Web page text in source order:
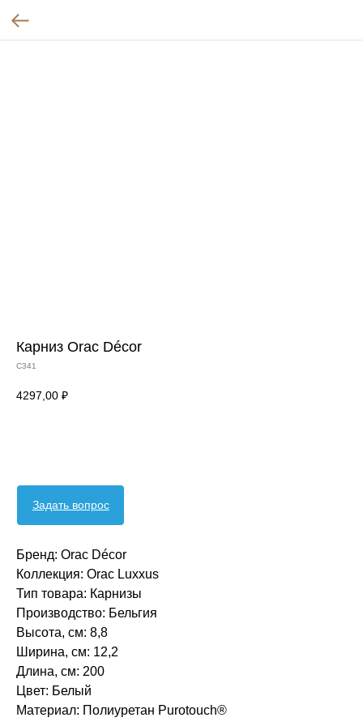
Карниз Orac Décor
C341
4297,00 ₽
Задать вопрос
Бренд: Orac Décor
Коллекция: Orac Luxxus
Тип товара: Карнизы
Производство: Бельгия
Высота, см: 8,8
Ширина, см: 12,2
Длина, см: 200
Цвет: Белый
Материал: Полиуретан Purotouch® ‎